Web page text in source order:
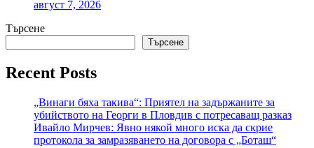
август 7, 2026
Търсене
Търсене
Recent Posts
„Винаги бяха такива“: Приятел на задържаните за
убийството на Георги в Пловдив с потресаващ разказ
Ивайло Мирчев: Явно някой много иска да скрие
протокола за замразяването на договора с „Боташ“